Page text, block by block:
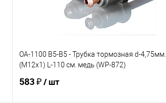
OA-1100 B5-B5 - Трубка тормозная d-4,75мм.
(М12х1) L-110 см. медь (WP-872)
583 ₽/ шт